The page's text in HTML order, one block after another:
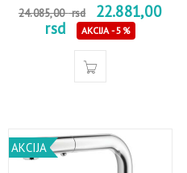
24.085,00rsd
22.881,00
rsd
AKCIJA - 5%
AKCIJA